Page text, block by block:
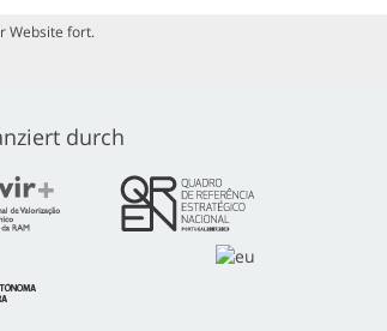
Website fort.
durch